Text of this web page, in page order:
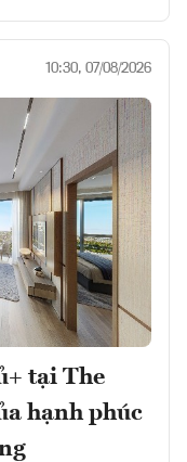
10:30, 07/08/2026
tại The
hạnh phúc